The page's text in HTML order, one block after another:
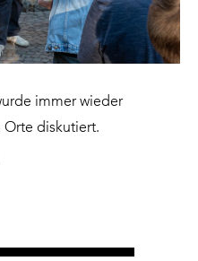
immer wieder
diskutiert.